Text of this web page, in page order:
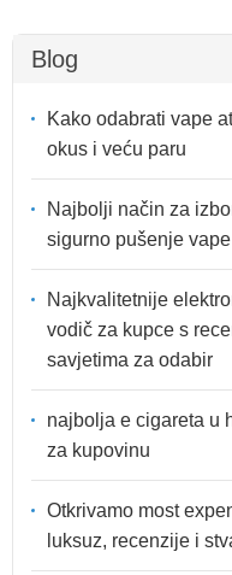
Blog
Kako odabrati vape
okus i veću paru
Najbolji način za
sigurno pušenje
Najkvalitetnije
vodič za kupce s
savjetima za odabir
najbolja e cigareta u
za kupovinu
Otkrivamo most
luksuz, recenzije i